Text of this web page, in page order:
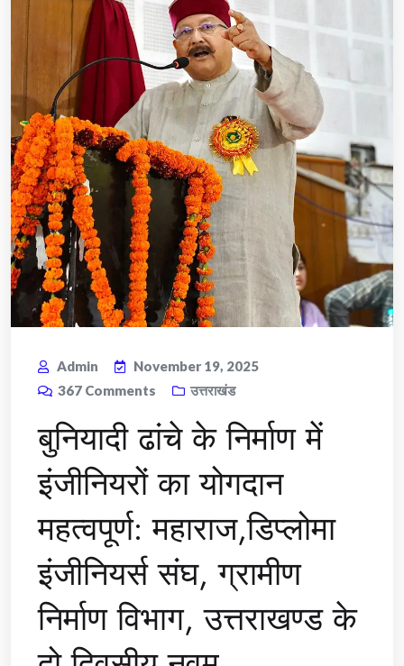
Admin
November 19, 2025
367 Comments उत्तराखंड
बुनियादी ढांचे के निर्माण में
इंजीनियरों का योगदान
महत्वपूर्ण: महाराज,डिप्लोमा
इंजीनियर्स संघ, ग्रामीण
निर्माण विभाग, उत्तराखण्ड के